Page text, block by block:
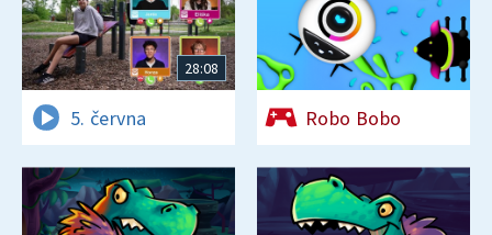
28:08
5. června Robo Bobo